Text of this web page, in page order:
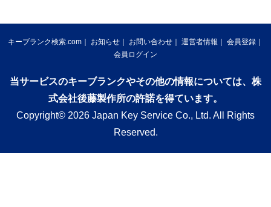
キーブランク検索.com お知らせ お問い合わせ 運営者情報
会員登録
会員ログイン
当サービスのキーブランクやその他の情報については、株
式会社後藤製作所の許諾を得ています。
Copyright© 2026 Japan Key Service Co., Ltd. All Rights
Reserved.